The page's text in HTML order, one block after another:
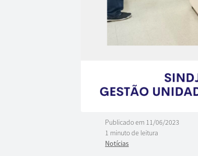
Publicado em 11/06/2023
1 minuto de leitura
Notícias